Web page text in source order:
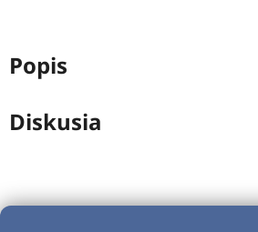
Popis
Diskusia
Z